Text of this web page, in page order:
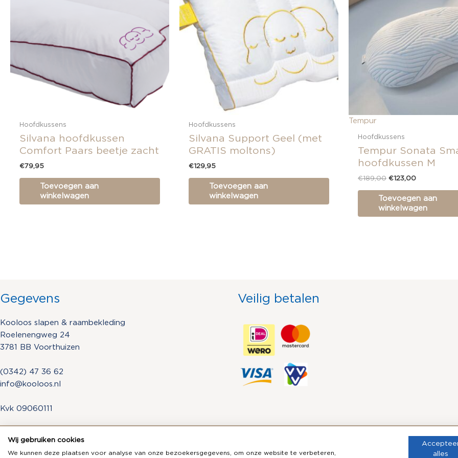
Hoofdkussens
Silvana hoofdkussen
Comfort Paars beetje zacht
€79,95
Toevoegen aan
winkelwagen
Hoofdkussens
Silvana Support Geel (met
GRATIS moltons)
€129,95
Toevoegen aan
winkelwagen
Tempur
Hoofdkussens
Tempur Sonata
hoofdkussen M
€189,00 €123,00
Toevoegen aan
winkelwagen
Gegevens
Kooloos slapen & raambekleding
Roelenengweg 24
3781 BB Voorthuizen
(0342) 47 36 62
info@kooloos.nl
Kvk 09060111
Veilig betalen
Wij gebruiken cookies
We kunnen deze plaatsen voor analyse van onze bezoekersgegevens, om onze website te verbeteren,
alles